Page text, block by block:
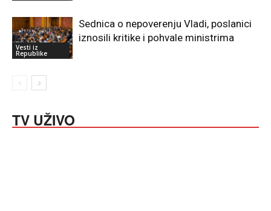
Vesti iz
Republike
Sednica o nepoverenju Vladi, poslanici
iznosili kritike i pohvale ministrima
TV UŽIVO